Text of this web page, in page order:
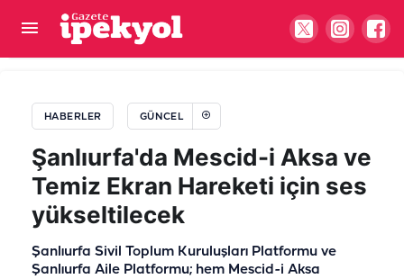
HABERLER GÜNCEL
Şanlıurfa'da Mescid-i Aksa ve
Temiz Ekran Hareketi için ses
yükseltilecek
Şanlıurfa Sivil Toplum Kuruluşları Platformu ve
Şanlıurfa Aile Platformu; hem Mescid-i Aksa
Bakan Gürlek’ten “Terörsüz Türkiye” mesajı: Milli